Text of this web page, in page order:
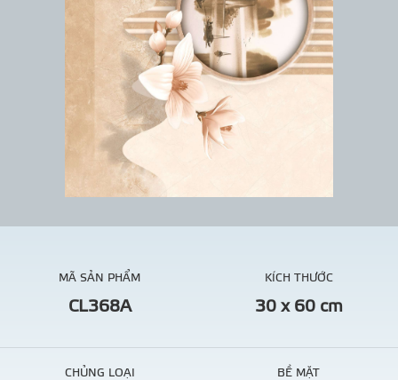
MÃ SẢN PHẨM
CL368A
KÍCH THƯỚC
30 x 60 cm
CHỦNG LOẠI BỀ MẶT